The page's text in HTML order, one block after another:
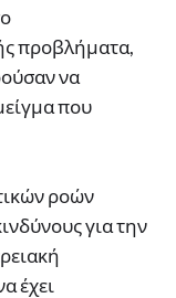
προβλήματα,
να
που
ροών
για την
έχει